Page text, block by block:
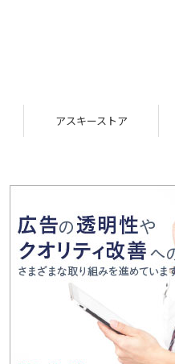
アスキーストア